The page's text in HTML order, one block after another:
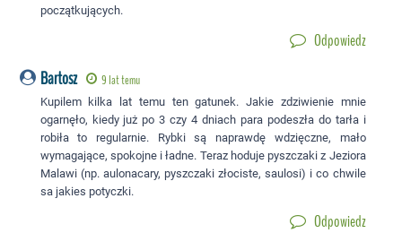
początkujących.
Odpowiedz
Bartosz 9 lat temu
Kupilem kilka lat temu ten gatunek. Jakie zdziwienie mnie
ogarnęło, kiedy już po 3 czy 4 dniach para podeszła do tarła i
robiła to regularnie. Rybki są naprawdę wdzięczne, mało
wymagające, spokojne i ładne. Teraz hoduje pyszczaki z Jeziora
Malawi (np. aulonacary, pyszczaki złociste, saulosi) i co chwile
sa jakies potyczki.
Odpowiedz